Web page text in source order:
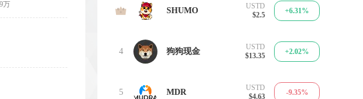
万
3 SHUMO
USTD
$2.5
+6.31%
4 狗狗现金
USTD
$13.35
+2.02%
5 MDR
USTD
$4.63
-9.35%